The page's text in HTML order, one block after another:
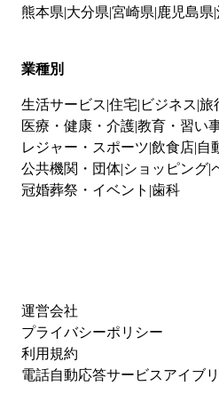
熊本県 大分県 宮崎県 鹿児島県
業種別
生活サービス 住宅 ビジネス 旅
医療・健康・介護教育・習い
レジャー・スポーツ 飲食店 自
公共機関・団体 ショッピング
冠婚葬祭・イベント 歯科
運営会社
プライバシーポリシー
利用規約
電話自動応答サービスアイブ